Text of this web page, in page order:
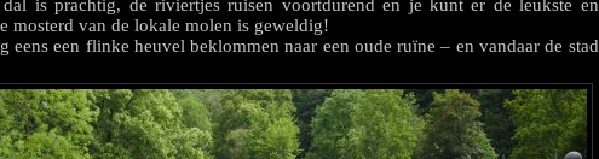
is prachtig, de riviertjes ruisen voortdurend en je kunt er de leukste en
mosterd van de lokale molen is geweldig!
eens een flinke heuvel beklommen naar een oude ruïne – en vandaar de stad